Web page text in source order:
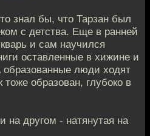
знал бы, что Тарзан был
с детства. Еще в ранней
и сам научился
оставленные в хижине и
люди ходят
образован, глубоко в
на другом - натянутая на